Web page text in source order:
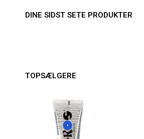
DINE SIDST SETE PRODUKTER
TOPSÆLGERE